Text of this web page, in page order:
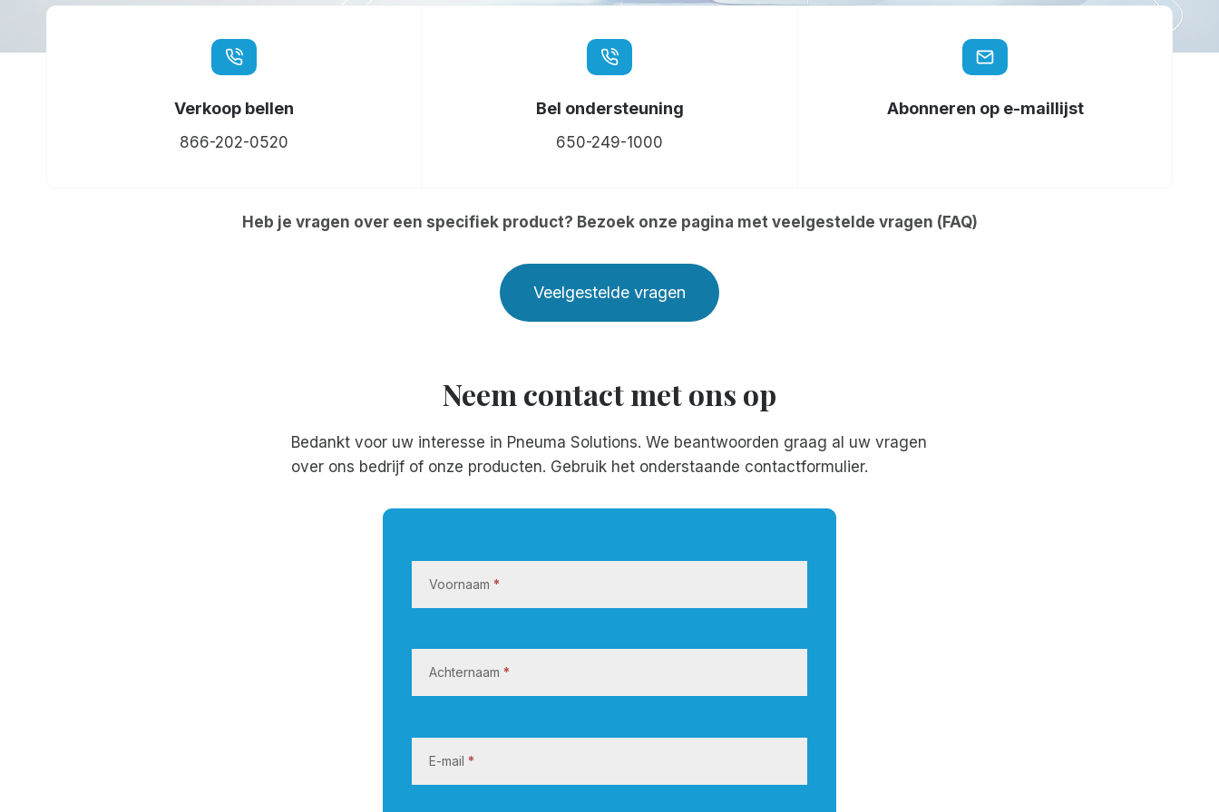
Verkoop bellen
866-202-0520
Bel ondersteuning
650-249-1000
Abonneren op e-maillijst
Heb je vragen over een specifiek product? Bezoek onze pagina met veelgestelde vragen (FAQ)
Veelgestelde vragen
Neem contact met ons op
Bedankt voor uw interesse in Pneuma Solutions. We beantwoorden graag al uw vragen
over ons bedrijf of onze producten. Gebruik het onderstaande contactformulier.
c
n
Voornaam *
Achternaam *
E-mail *